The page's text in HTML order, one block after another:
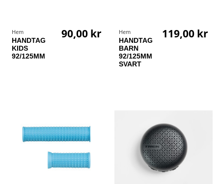
Hem
HANDTAG
KIDS
92/125MM
90,00 kr Hem
HANDTAG
BARN
92/125MM
SVART
119,00 kr